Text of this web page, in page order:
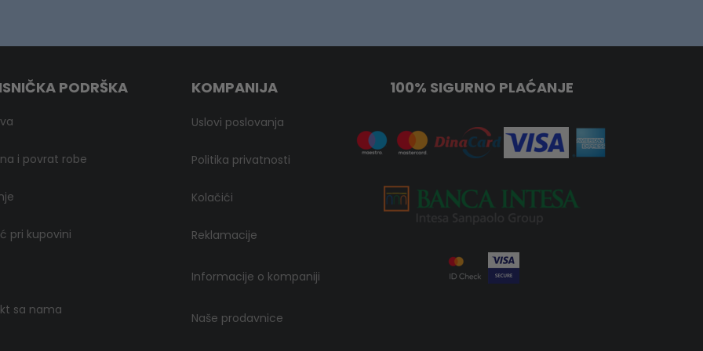
PODRŠKA
i povrat robe
pri kupovini
sa nama
KOMPANIJA
Uslovi poslovanja
Politika privatnosti
Kolačići
Reklamacije
Informacije o kompaniji
Naše prodavnice
100% SIGURNO PLAĆANJE